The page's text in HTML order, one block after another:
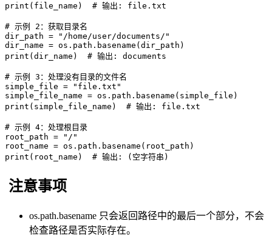
print(file_name)  # 输出: file.txt
# 示例 2：获取目录名
dir_path = "/home/user/documents/"
dir_name = os.path.basename(dir_path)
print(dir_name)  # 输出: documents
# 示例 3：处理没有目录的文件名
simple_file = "file.txt"
simple_file_name = os.path.basename(simple_file)
print(simple_file_name)  # 输出: file.txt
# 示例 4：处理根目录
root_path = "/"
root_name = os.path.basename(root_path)
print(root_name)  # 输出: (空字符串)
注意事项
os.path.basename 只会返回路径中的最后一个部分，不会
检查路径是否实际存在。